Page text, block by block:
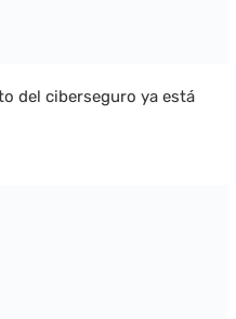
del ciberseguro ya está